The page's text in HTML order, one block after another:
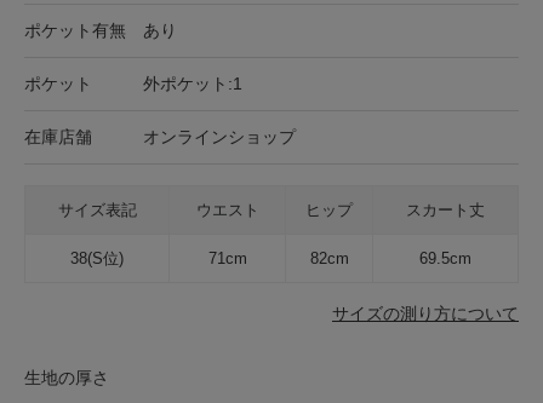
ポケット有無 あり
ポケット 外ポケット:1
在庫店舗 オンラインショップ
サイズ表記 ウエスト ヒップ スカート丈
38(S位) 71cm 82cm 69.5cm
サイズの測り方について
生地の厚さ